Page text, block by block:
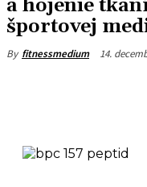
a hojenie
športovej
By fitnessmedium 14.